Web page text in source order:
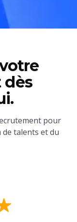
dès
pour
talents et du